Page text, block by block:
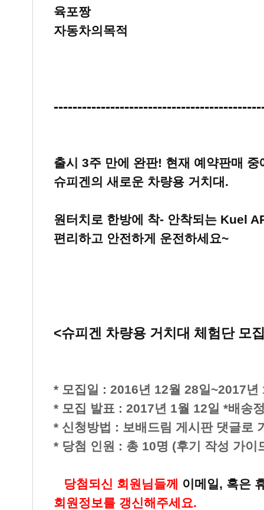
육포짱
자동차의목적
출시 3주 만에 완판! 현재 예약판매 중
슈피겐의 새로운 차량용 거치대.
원터치로 한방에 착- 안착되는 Kuel
편리하고 안전하게 운전하세요~
<슈피겐 차량용 거치대 체험단 모
* 모집일 : 2016년 12월 28일~2017년
* 모집 발표 : 2017년 1월 12일 *배송
* 신청방법 : 보배드림 게시판 댓글로
* 당첨 인원 : 총 10명 (후기 작성 가이
당첨되신 회원님들께 이메일, 혹은
회원정보를 갱신해주세요.